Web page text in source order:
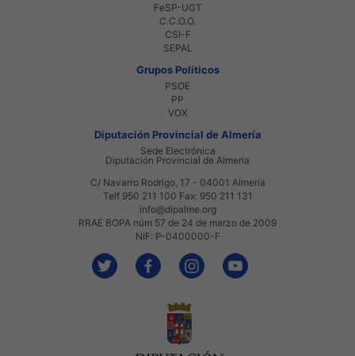
FeSP-UGT
C.C.O.O.
CSI-F
SEPAL
Grupos Políticos
PSOE
PP
VOX
Diputación Provincial de Almería
Sede Electrónica
Diputación Provincial de Almería
C/ Navarro Rodrigo, 17 - 04001 Almería
Telf 950 211 100 Fax: 950 211 131
info@dipalme.org
RRAE BOPA núm 57 de 24 de marzo de 2009
NIF: P-0400000-F